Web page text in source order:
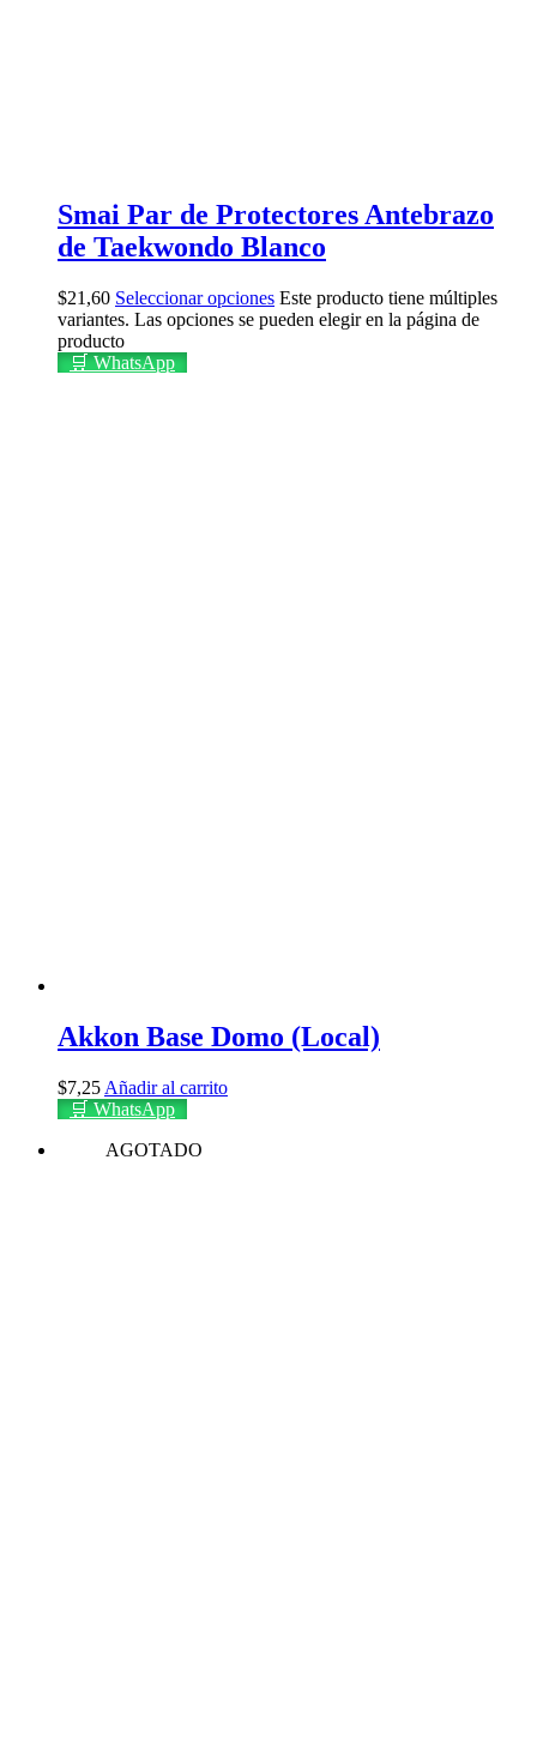
Smai Par de Protectores Antebrazo
de Taekwondo Blanco
$21,60 Seleccionar opciones Este producto tiene múltiples
variantes. Las opciones se pueden elegir en la página de
producto
🛒 WhatsApp
Akkon Base Domo (Local)
$7,25 Añadir al carrito
🛒 WhatsApp
AGOTADO